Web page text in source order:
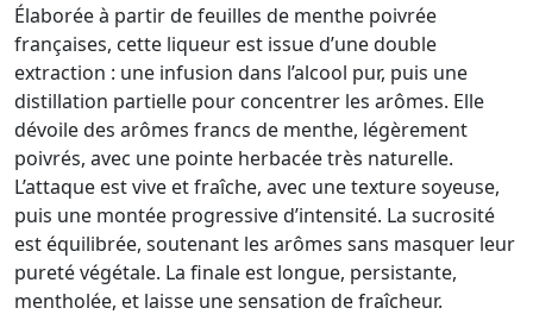
Élaborée à partir de feuilles de menthe poivrée
françaises, cette liqueur est issue d’une double
extraction : une infusion dans l’alcool pur, puis une
distillation partielle pour concentrer les arômes. Elle
dévoile des arômes francs de menthe, légèrement
poivrés, avec une pointe herbacée très naturelle.
L’attaque est vive et fraîche, avec une texture soyeuse,
puis une montée progressive d’intensité. La sucrosité
est équilibrée, soutenant les arômes sans masquer leur
pureté végétale. La finale est longue, persistante,
mentholée, et laisse une sensation de fraîcheur.